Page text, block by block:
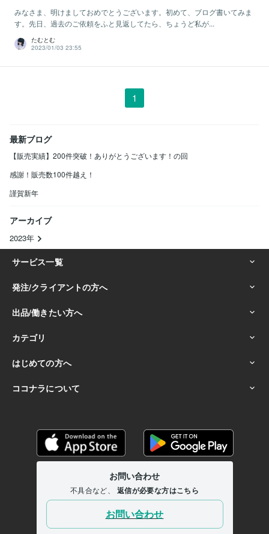
みなさま、明けましておめでとうございます。初めて、ブログ書いてみま
す。先日、過去のご依頼をふと見返してたら、ちょうど私が...
たむとむ
2023/01/03 23:55
1
最新ブログ
【販売実績】200件突破！ありがとうございます！の回
感謝！販売数100件越え！
謹賀新年
アーカイブ
2023年